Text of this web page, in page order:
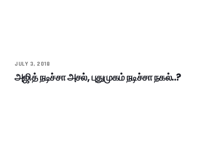
JULY 3, 2018
அஜித் நடிச்சா அசல், புதுமுகம் நடிச்சா நகல்..?